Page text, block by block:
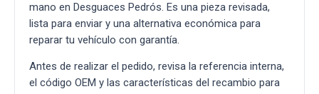
mano en Desguaces Pedrós. Es una pieza revisada,
lista para enviar y una alternativa económica para
reparar tu vehículo con garantía.
Antes de realizar el pedido, revisa la referencia interna,
el código OEM y las características del recambio para